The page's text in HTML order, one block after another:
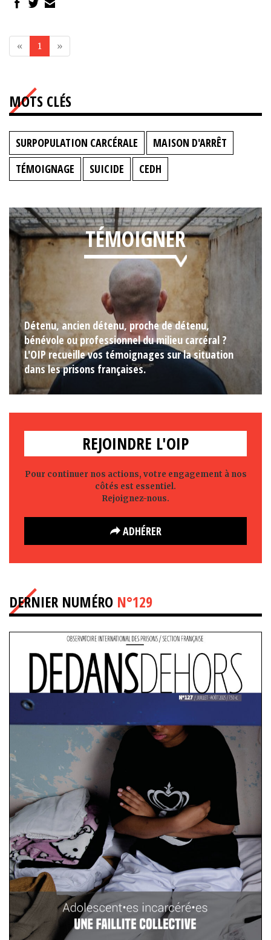
« 1 »
MOTS CLÉS
SURPOPULATION CARCÉRALE
MAISON D'ARRÊT
TÉMOIGNAGE
SUICIDE CEDH
TÉMOIGNER
Détenu, ancien détenu, proche de détenu,
bénévole ou professionnel du milieu carcéral ?
L'OIP recueille vos témoignages sur la situation
dans les prisons françaises.
REJOINDRE L'OIP
Pour continuer nos actions, votre engagement à nos
côtés est essentiel.
Rejoignez-nous.
ADHÉRER
DERNIER NUMÉRO N°129